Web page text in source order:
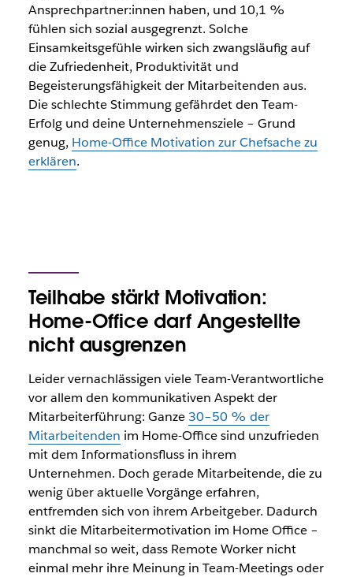
Ansprechpartner:innen haben, und 10,1 %
fühlen sich sozial ausgegrenzt. Solche
Einsamkeitsgefühle wirken sich zwangsläufig auf
die Zufriedenheit, Produktivität und
Begeisterungsfähigkeit der Mitarbeitenden aus.
Die schlechte Stimmung gefährdet den Team-
Erfolg und deine Unternehmensziele – Grund
genug, Home-Office Motivation zur Chefsache zu
erklären.
Teilhabe stärkt Motivation:
Home-Office darf Angestellte
nicht ausgrenzen
Leider vernachlässigen viele Team-Verantwortliche
vor allem den kommunikativen Aspekt der
Mitarbeiterführung: Ganze30–50 % der
Mitarbeitenden im Home-Office sind unzufrieden
mit dem Informationsfluss in ihrem
Unternehmen. Doch gerade Mitarbeitende, die zu
wenig über aktuelle Vorgänge erfahren,
entfremden sich von ihrem Arbeitgeber. Dadurch
sinkt die Mitarbeitermotivation im Home Office –
manchmal so weit, dass Remote Worker nicht
einmal mehr ihre Meinung in Team-Meetings oder